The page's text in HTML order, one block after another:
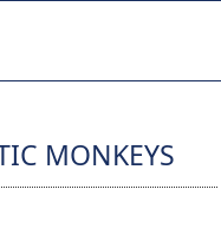
MONKEYS